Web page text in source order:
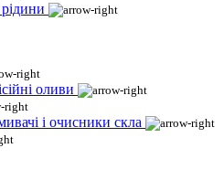
оливи
і очисники скла